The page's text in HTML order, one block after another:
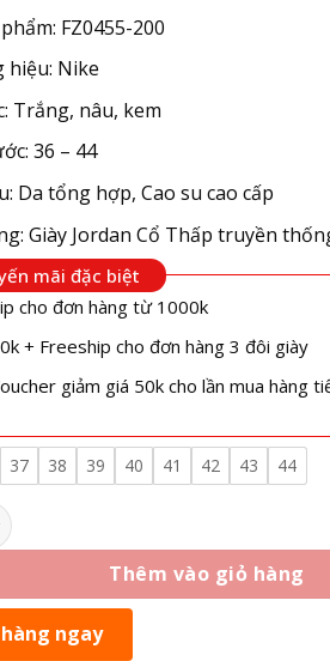
FZ0455-200
hiệu: Nike
Trắng, nâu, kem
36 – 44
Da tổng hợp, Cao su cao cấp
Giày Jordan Cổ Thấp truyền
mãi đặc biệt
cho đơn hàng từ 1000k
+ Freeship cho đơn hàng 3 đôi giày
giảm giá 50k cho lần mua hàng
37 38 39 40 41 42 43 44
Jordan 1 Retro Low OG Chris Paul
Thêm vào giỏ hàng
ngay